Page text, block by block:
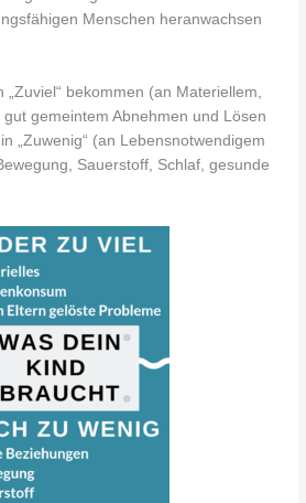
Menschen heranwachsen
bekommen (an Materiellem,
gemeintem Abnehmen und Lösen
„Zuwenig“ (an Lebensnotwendigem
Sauerstoff, Schlaf, gesunde